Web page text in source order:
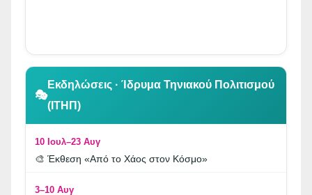
👆 Κλικ για περιήγηση
🎭
Εκδηλώσεις · Ίδρυμα Τηνιακού Πολιτισμού
(ΙΤΗΠ)
10 Ιουλ–23 Αυγ
🎨 Έκθεση «Από το Χάος στον Κόσμο»
3–10 Αυγ